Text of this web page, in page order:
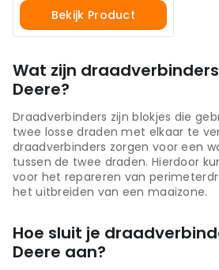
Bekijk Product
Wat zijn
Deere?
Draadverbinders zijn blokjes die
twee losse draden met elkaar te
draadverbinders zorgen voor een
tussen de twee draden. Hierdoor
voor het repareren van
het uitbreiden van een maaizone.
Hoe sluit je
Deere aan?